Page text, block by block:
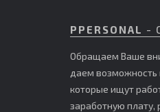
PPERSONAL -
Обращаем Ваше
даем возможность
которые ищут
заработную